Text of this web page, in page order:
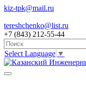
kiz-tpk@mail.ru
tereshchenko@list.ru
+7 (843) 212-55-44
Select Language ▼